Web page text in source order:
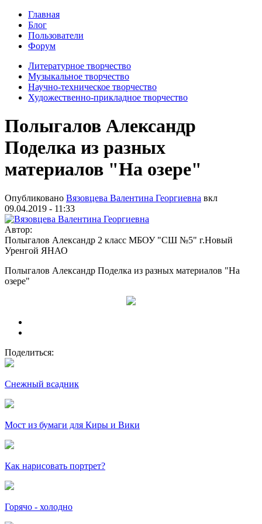
Главная
Блог
Пользователи
Форум
Литературное творчество
Музыкальное творчество
Научно-техническое творчество
Художественно-прикладное творчество
Полыгалов Александр
Поделка из разных
материалов "На озере"
Опубликовано Вязовцева Валентина Георгиевна вкл
09.04.2019 - 11:33
Автор:
Полыгалов Александр 2 класс МБОУ "СШ №5" г.Новый
Уренгой ЯНАО
Полыгалов Александр Поделка из разных материалов "На
озере"
Поделиться:
Снежный всадник
Мост из бумаги для Киры и Вики
Как нарисовать портрет?
Горячо - холодно